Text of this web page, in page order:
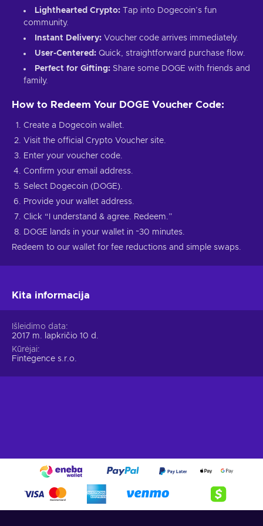
Lighthearted Crypto: Tap into Dogecoin’s fun
community.
Instant Delivery: Voucher code arrives immediately.
User-Centered: Quick, straightforward purchase flow.
Perfect for Gifting: Share some DOGE with friends and
family.
How to Redeem Your DOGE Voucher Code:
Create a Dogecoin wallet.
Visit the official Crypto Voucher site.
Enter your voucher code.
Confirm your email address.
Select Dogecoin (DOGE).
Provide your wallet address.
Click “I understand & agree. Redeem.”
DOGE lands in your wallet in ~30 minutes.
Redeem to our wallet for fee reductions and simple swaps.
Kita informacija
Išleidimo data
2017 m. lapkričio 10 d.
Kūrėjai
Fintegence s.r.o.